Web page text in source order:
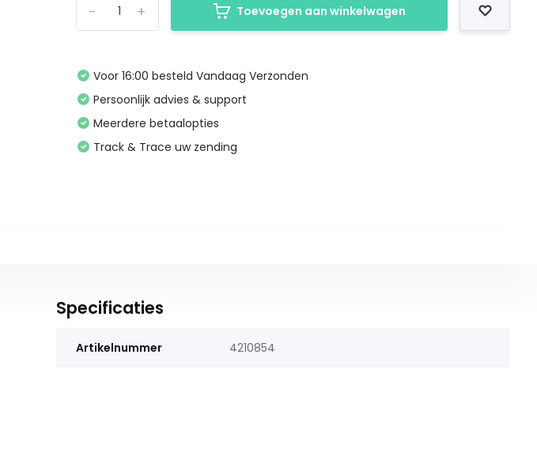
+
- Toevoegen aan winkelwagen
Voor 16:00 besteld Vandaag Verzonden
Persoonlijk advies & support
Meerdere betaalopties
Track & Trace uw zending
Specificaties
Artikelnummer 4210854